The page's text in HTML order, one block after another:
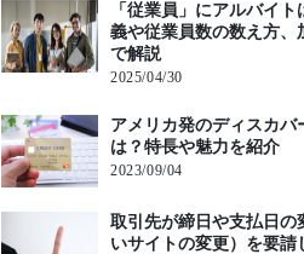
「従業員」にアルバイト
義や従業員数の数え方、
で解説
2025/04/30
アメリカ発のディスカバ
は？特長や魅力を紹介
2023/09/04
取引先が締日や支払日の
いサイトの変更）を要請